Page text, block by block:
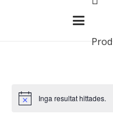
Notis Inga resultat hittades.